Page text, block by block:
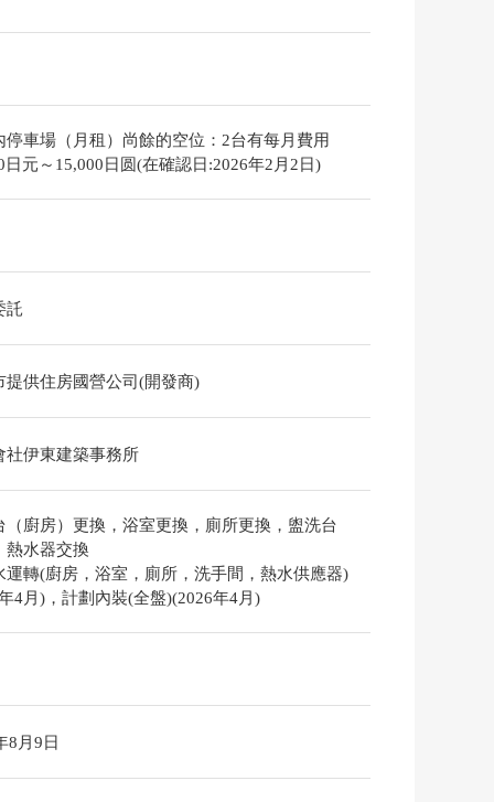
停車場（月租）尚餘的空位：2台有每月費用
日元～15,000日圆(在確認日:2026年2月2日)
託
提供住房國營公司(開發商)
社伊東建築事務所
（廚房）更換，浴室更換，廁所更換，盥洗台
熱水器交換
運轉(廚房，浴室，廁所，洗手間，熱水供應器)
4月)，計劃內裝(全盤)(2026年4月)
8月9日